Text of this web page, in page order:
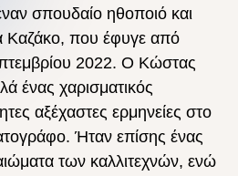
σπουδαίο ηθοποιό και
που έφυγε από
2022. Ο Κώστας
ένας χαρισματικός
αξέχαστες ερμηνείες στο
Ήταν επίσης ένας
των καλλιτεχνών, ενώ